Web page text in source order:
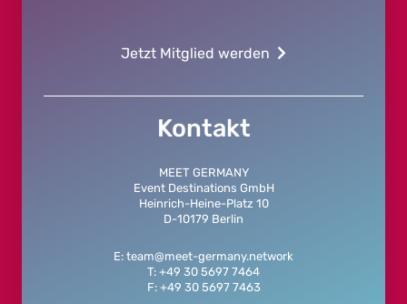
Jetzt Mitglied werden
Kontakt
MEET GERMANY
Event Destinations GmbH
Heinrich-Heine-Platz 10
D-10179 Berlin
E: team@meet-germany.network
T: +49 30 5697 7464
F: +49 30 5697 7463